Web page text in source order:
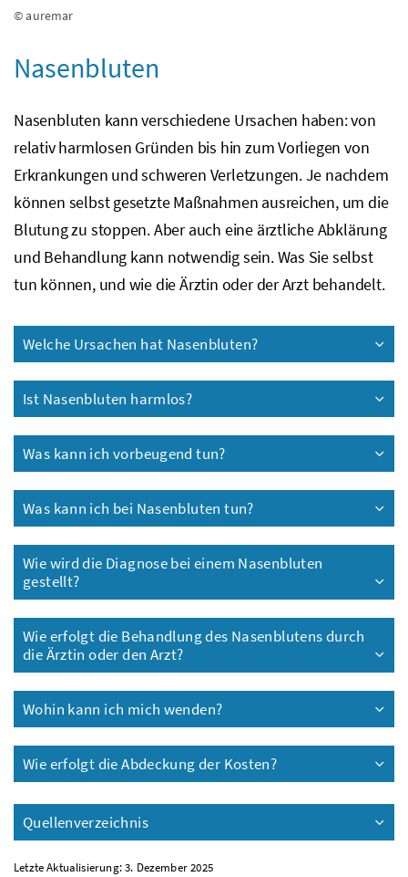
© auremar
Nasenbluten
Nasenbluten kann verschiedene Ursachen haben: von
relativ harmlosen Gründen bis hin zum Vorliegen von
Erkrankungen und schweren Verletzungen. Je nachdem
können selbst gesetzte Maßnahmen ausreichen, um die
Blutung zu stoppen. Aber auch eine ärztliche Abklärung
und Behandlung kann notwendig sein. Was Sie selbst
tun können, und wie die Ärztin oder der Arzt behandelt.
Welche Ursachen hat Nasenbluten?
Ist Nasenbluten harmlos?
Was kann ich vorbeugend tun?
Was kann ich bei Nasenbluten tun?
Wie wird die Diagnose bei einem Nasenbluten
gestellt?
Wie erfolgt die Behandlung des Nasenblutens durch
die Ärztin oder den Arzt?
Wohin kann ich mich wenden?
Wie erfolgt die Abdeckung der Kosten?
Quellenverzeichnis
Letzte Aktualisierung: 3. Dezember 2025